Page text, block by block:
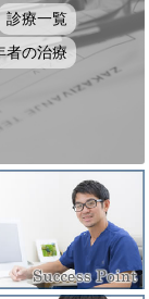
診療一覧
者の治療